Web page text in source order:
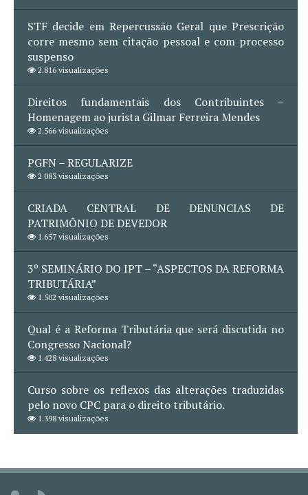
STF decide em Repercussão Geral que Prescrição
corre mesmo sem citação pessoal e com processo
suspenso
2.816 visualizações
Direitos fundamentais dos Contribuintes –
Homenagem ao jurista Gilmar Ferreira Mendes
2.566 visualizações
PGFN – REGULARIZE
2.083 visualizações
CRIADA CENTRAL DE DENUNCIAS DE
PATRIMÔNIO DE DEVEDOR
1.657 visualizações
3º SEMINÁRIO DO IPT – “ASPECTOS DA REFORMA
TRIBUTÁRIA”
1.502 visualizações
Qual é a Reforma Tributária que será discutida no
Congresso Nacional?
1.428 visualizações
Curso sobre os reflexos das alterações traduzidas
pelo novo CPC para o direito tributário.
1.398 visualizações